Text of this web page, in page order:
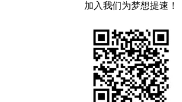
加入我们为梦想提速！